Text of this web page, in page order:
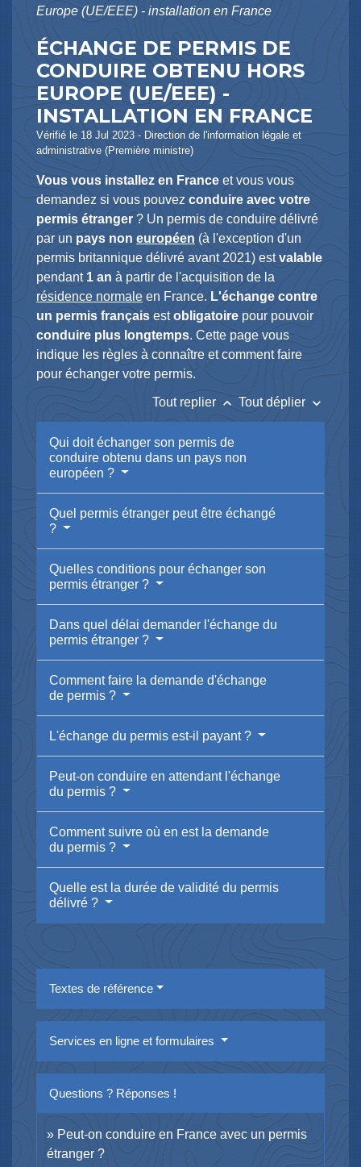
Europe (UE/EEE) - installation en France
ÉCHANGE DE PERMIS DE
CONDUIRE OBTENU HORS
EUROPE (UE/EEE) -
INSTALLATION EN FRANCE
Vérifié le 18 Jul 2023 - Direction de l'information légale et
administrative (Première ministre)
Vous vous installez en France et vous vous
demandez si vous pouvez conduire avec votre
permis étranger ? Un permis de conduire délivré
par unpays noneuropéen(à l'exception d'un
permis britannique délivré avant 2021) estvalable
pendant 1 an à partir de l'acquisition de la
résidence normaleen France.L'échange contre
un permis françaisestobligatoire pour pouvoir
conduire plus longtemps. Cette page vous
indique les règles à connaître et comment faire
pour échanger votre permis.
Tout replierkeyboard_arrow_up Tout déplier keyboard_arrow_down
Qui doit échanger son permis de
conduire obtenu dans un pays non
européen ?
Quel permis étranger peut être échangé
?
Quelles conditions pour échanger son
permis étranger ?
Dans quel délai demander l'échange du
permis étranger ?
Comment faire la demande d'échange
de permis ?
L'échange du permis est-il payant ?
Peut-on conduire en attendant l'échange
du permis ?
Comment suivre où en est la demande
du permis ?
Quelle est la durée de validité du permis
délivré ?
Textes de référence
Services en ligne et formulaires
Questions ? Réponses !
Peut-on conduire en France avec un permis
étranger ?